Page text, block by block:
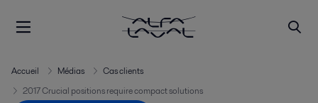
Accueil Médias
Cas clients
2017 Crucial positions require compact solutions